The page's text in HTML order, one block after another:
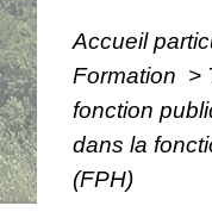
Accueil
Formation >
fonction
dans la
(FPH)